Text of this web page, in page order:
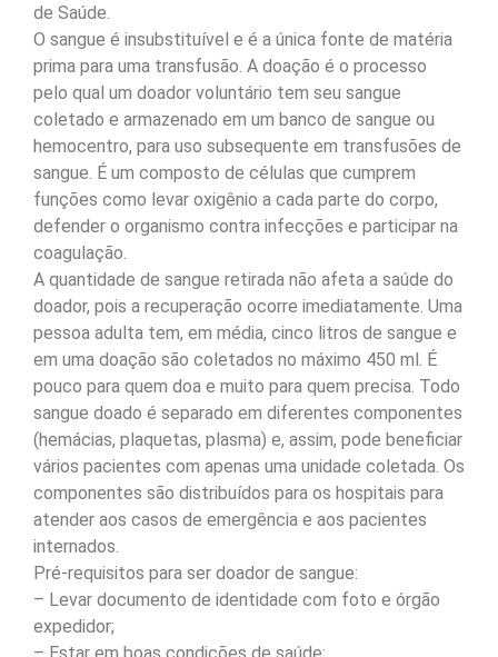
de Saúde.
O sangue é insubstituível e é a única fonte de matéria
prima para uma transfusão. A doação é o processo
pelo qual um doador voluntário tem seu sangue
coletado e armazenado em um banco de sangue ou
hemocentro, para uso subsequente em transfusões de
sangue. É um composto de células que cumprem
funções como levar oxigênio a cada parte do corpo,
defender o organismo contra infecções e participar na
coagulação.
A quantidade de sangue retirada não afeta a saúde do
doador, pois a recuperação ocorre imediatamente. Uma
pessoa adulta tem, em média, cinco litros de sangue e
em uma doação são coletados no máximo 450 ml. É
pouco para quem doa e muito para quem precisa. Todo
sangue doado é separado em diferentes componentes
(hemácias, plaquetas, plasma) e, assim, pode beneficiar
vários pacientes com apenas uma unidade coletada. Os
componentes são distribuídos para os hospitais para
atender aos casos de emergência e aos pacientes
internados.
Pré-requisitos para ser doador de sangue:
– Levar documento de identidade com foto e órgão
expedidor;